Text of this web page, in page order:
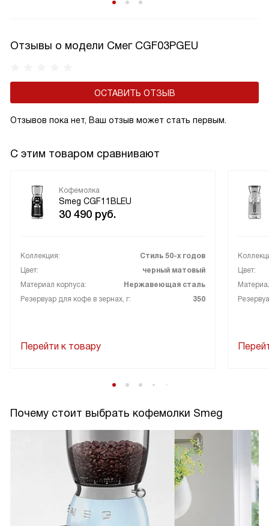
Отзывы о модели Смег CGF03PGEU
ОСТАВИТЬ ОТЗЫВ
Отзывов пока нет, Ваш отзыв может стать первым.
С этим товаром сравнивают
Кофемолка
Smeg CGF11BLEU
30 490 руб.
Коллекция:
Стиль 50-х годов
Цвет:
черный матовый
Материал корпуса:
Нержавеющая сталь
Резервуар для кофе в зернах, г:
350
Перейти к товару
Цвет:
Почему стоит выбрать кофемолки Smeg